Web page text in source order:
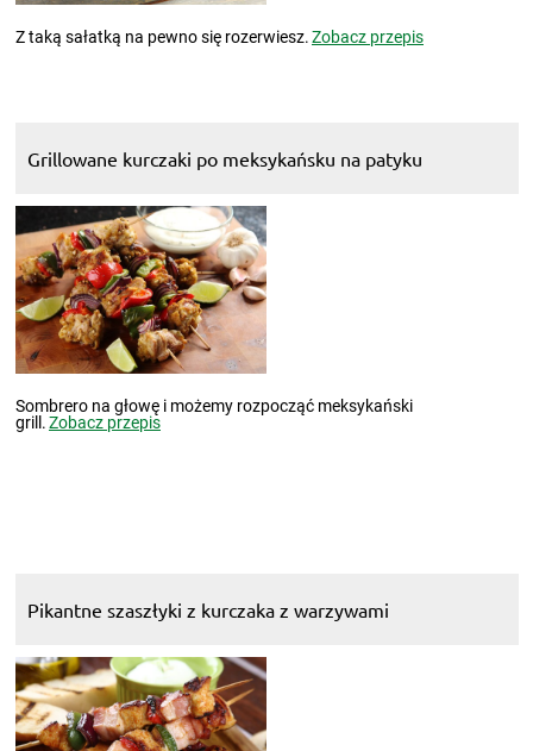
Z taką sałatką na pewno się rozerwiesz.Zobacz przepis
Grillowane kurczaki po meksykańsku na patyku
Sombrero na głowę i możemy rozpocząć meksykański
grill.Zobacz przepis
Pikantne szaszłyki z kurczaka z warzywami